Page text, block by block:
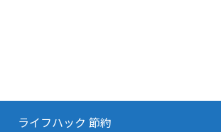
ライフハック 節約